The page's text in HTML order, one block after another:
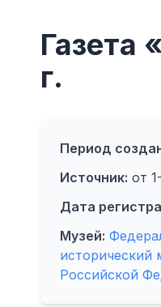
Газета
г.
Период
Источник: от
Дата
Музей:
исторический
Российской